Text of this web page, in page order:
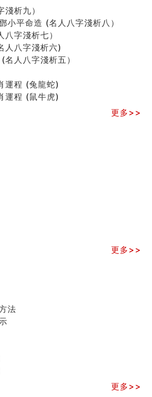
字
坐伤官克夫？
还命中有未尽的缘分？
八字淺析七）
【四柱技巧】
方法 (一)
(一)
風水擺設？門中門風水解方？
有哪些？五行属水的汉字大全
？手指长短能看出什么？
風水十大禁忌
法
析九）
小平命造 (名人八字淺析八）
字淺析七）
人八字淺析六)
人八字淺析五）
運程 (兔龍蛇)
運程 (鼠牛虎)
更多>>
更多>>
法
更多>>